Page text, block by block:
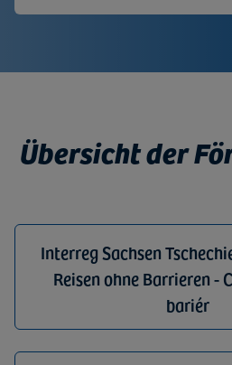
Übersicht der
Interreg Sachsen
Reisen ohne Barrieren -
bariér